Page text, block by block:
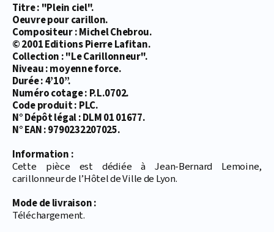
Titre : "Plein ciel".
Oeuvre pour carillon.
Compositeur : Michel Chebrou.
© 2001 Editions Pierre Lafitan.
Collection : "Le Carillonneur".
Niveau : moyenne force.
Durée : 4’10’’.
Numéro cotage : P.L.0702.
Code produit : PLC.
N° Dépôt légal : DLM 01 01677.
N° EAN : 9790232207025.
Information :
Cette pièce est dédiée à Jean-Bernard Lemoine,
carillonneur de l’Hôtel de Ville de Lyon.
Mode de livraison :
Téléchargement.